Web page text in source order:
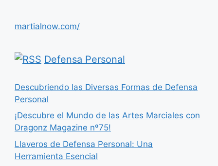
martialnow.com/
Defensa Personal
Descubriendo las Diversas Formas de Defensa
Personal
¡Descubre el Mundo de las Artes Marciales con
Dragonz Magazine nº75!
Llaveros de Defensa Personal: Una
Herramienta Esencial